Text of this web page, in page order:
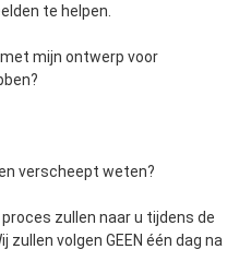
te helpen.
mijn ontwerp voor
verscheept weten?
zullen naar u tijdens de
volgen GEEN één dag na